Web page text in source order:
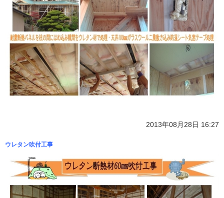
2013年08月28日 16:27
ウレタン吹付工事